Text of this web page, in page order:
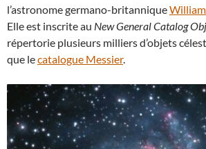
l’astronome germano-britannique
Elle est inscrite au New General Catalog
répertorie plusieurs milliers d’objets
que lecatalogue Messier.